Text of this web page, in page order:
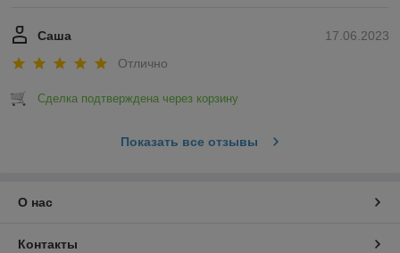
17.06.2023
Саша
Отлично
Сделка подтверждена через корзину
Показать все отзывы
О нас
Контакты